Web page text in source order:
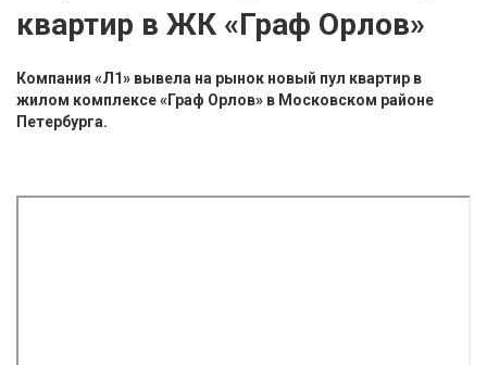
квартир в ЖК «Граф Орлов»
Компания «Л1» вывела на рынок новый пул квартир в
жилом комплексе «Граф Орлов» в Московском районе
Петербурга.